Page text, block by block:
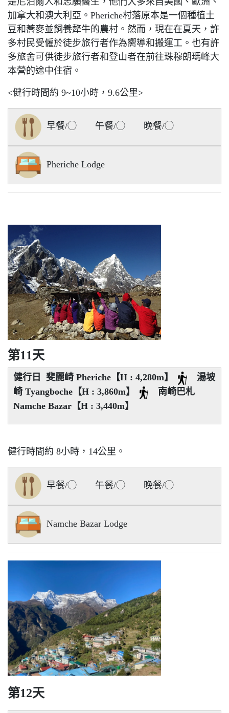
加拿大和澳大利亞。Pheriche村落原本是一個種植土
豆和蕎麥並飼養犛牛的農村。然而，現在在夏天，許
多村民受僱於徒步旅行者作為嚮導和搬運工。也有許
多旅舍可供徒步旅行者和登山者在前往珠穆朗瑪峰大
本營的途中住宿。
<健行時間約 9~10小時，9.6公里>
早餐/◯ 午餐/◯ 晚餐/◯
Pheriche Lodge
第11天
健行日 斐麗崎 Pheriche【H : 4,280m】
湯坡
崎 Tyangboche【H : 3,860m】
南崎巴札
Namche Bazar【H : 3,440m】
健行時間約 8小時，14公里。
早餐/◯ 午餐/◯ 晚餐/◯
Namche Bazar Lodge
第12天